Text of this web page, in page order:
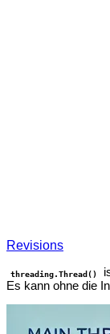
Revisions
threading.Thread()
Es kann ohne die